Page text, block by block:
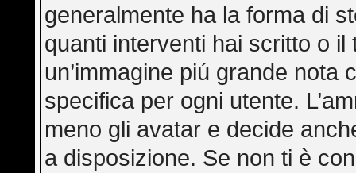
generalmente ha la forma di
quanti interventi hai scritto o
un’immagine piú grande
specifica per ogni utente.
meno gli avatar e decide
a disposizione. Se non ti è